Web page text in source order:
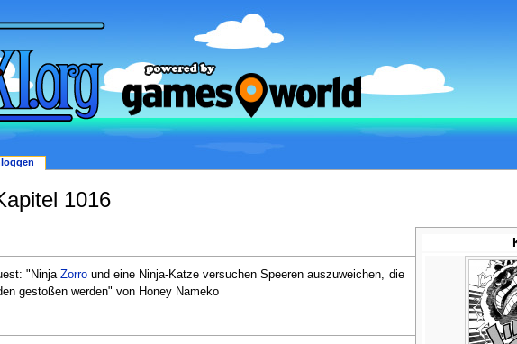
1016
"Ninja Zorround eine Ninja-Katze versuchen Speeren auszuweichen, die
gestoßen werden" von Honey Nameko